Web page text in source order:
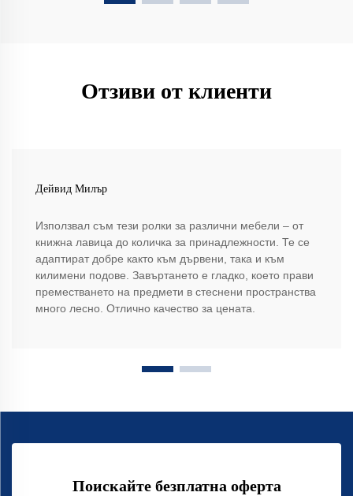
Отзиви от клиенти
Дейвид Милър
Използвал съм тези ролки за различни мебели – от
книжна лавица до количка за принадлежности. Те се
адаптират добре както към дървени, така и към
килимени подове. Завъртането е гладко, което прави
преместването на предмети в стеснени пространства
много лесно. Отлично качество за цената.
Поискайте безплатна оферта